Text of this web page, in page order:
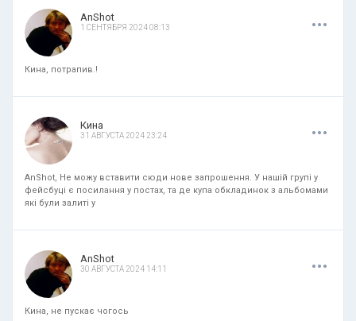
AnShot
1 СЕНТЯБРЯ 2024 08:13 ...
Кина, потрапив.!
Кина
31 АВГУСТА 2024 23:24 ...
AnShot, Не можу вставити сюди нове запрошення. У нашій групі у
фейсбуці є посилання у постах, та де купа обкладинок з альбомами
які були залиті у
AnShot
30 АВГУСТА 2024 14:11 ...
Кина, не пускає чогось